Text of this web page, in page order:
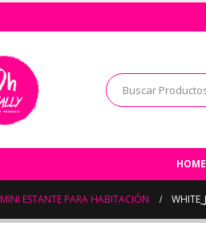
HOME
MINI ESTANTE PARA HABITACIÓN